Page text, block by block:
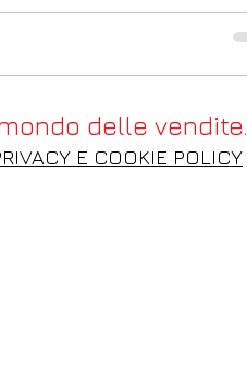
delle vendite.
E COOKIE POLICY